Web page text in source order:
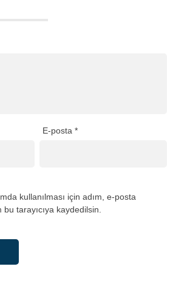
E-posta*
kullanılması için adım, e-posta
tarayıcıya kaydedilsin.